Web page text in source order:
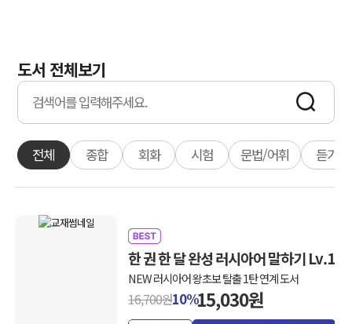
도서 전체보기
전체 종합 회화 시험 문법/어휘 듣기
한 권 한 달 완성 러시아어 말하기 Lv.1
NEW 러시아어 왕초보 탈출 1탄 연계 도서
16,700원10%15,030원